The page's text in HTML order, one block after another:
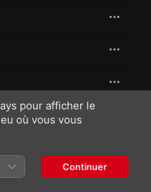
pour afficher le
où vous vous
Continuer